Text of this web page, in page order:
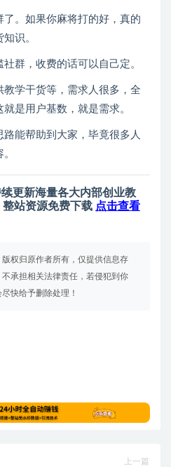
。如果你麻将打的好，真的
识。
群，收费的话可以自己定。
学干货等，需求人很多，全
是用户基数，就是需求。
能帮助到大家，毕竟很多人
更新海量各大内部创业教
站资源免费下载 点击查看
权归原作者所有，仅提供信息存
承担相关法律责任，若侵犯到你
快给予删除处理！
上一篇